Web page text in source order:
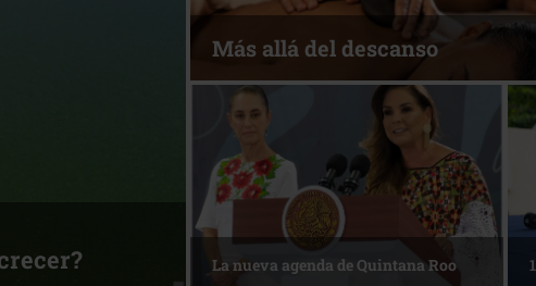
Energía que Impulsa la
Reconocimiento de viajeros